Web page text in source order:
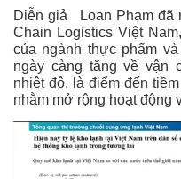
Diễn giả Loan Phạm đã
Chain Logistics Việt
của ngành thực phẩm
ngày càng tăng về vận
nhiệt độ, là điểm đến
nhằm mở rộng hoạt động